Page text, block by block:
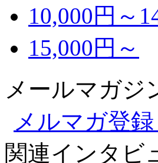
10,000円～
15,000円～
メールマガジ
メルマガ登
関連インタビ